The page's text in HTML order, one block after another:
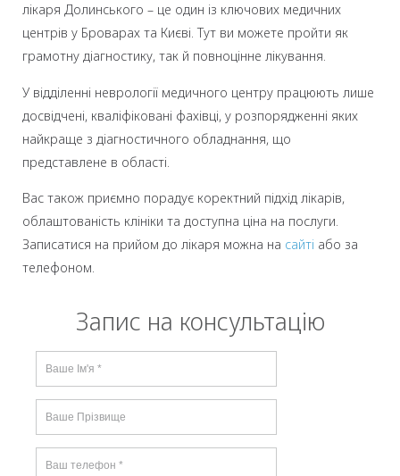
лікаря Долинського – це один із ключових медичних
центрів у Броварах та Києві. Тут ви можете пройти як
грамотну діагностику, так й повноцінне лікування.
У відділенні неврології медичного центру працюють лише
досвідчені, кваліфіковані фахівці, у розпорядженні яких
найкраще з діагностичного обладнання, що
представлене в області.
Вас також приємно порадує коректний підхід лікарів,
облаштованість клініки та доступна ціна на послуги.
Записатися на прийом до лікаря можна на сайті або за
телефоном.
Запис на консультацію